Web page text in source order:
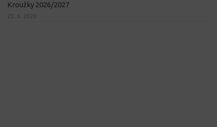
Kroužky 2026/2027
23. 6. 2026